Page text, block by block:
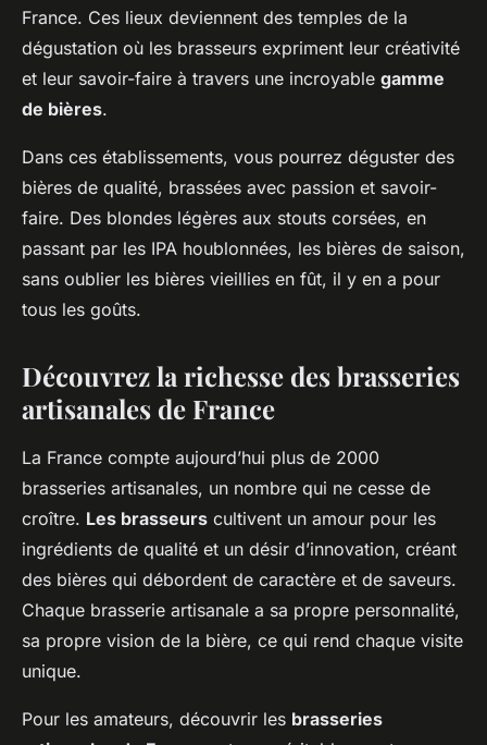
France. Ces lieux deviennent des temples de la
dégustation où les brasseurs expriment leur créativité
et leur savoir-faire à travers une incroyable gamme
de bières.
Dans ces établissements, vous pourrez déguster des
bières de qualité, brassées avec passion et savoir-
faire. Des blondes légères aux stouts corsées, en
passant par les IPA houblonnées, les bières de saison,
sans oublier les bières vieillies en fût, il y en a pour
tous les goûts.
Découvrez la richesse des brasseries
artisanales de France
La France compte aujourd’hui plus de 2000
brasseries artisanales, un nombre qui ne cesse de
croître. Les brasseurs cultivent un amour pour les
ingrédients de qualité et un désir d’innovation, créant
des bières qui débordent de caractère et de saveurs.
Chaque brasserie artisanale a sa propre personnalité,
sa propre vision de la bière, ce qui rend chaque visite
unique.
Pour les amateurs, découvrir les brasseries